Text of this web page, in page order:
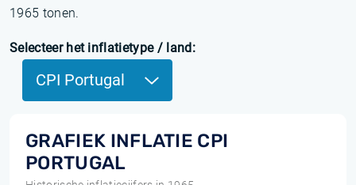
1965 tonen.
Selecteer het inflatietype / land:
CPI Portugal
GRAFIEK INFLATIE CPI
PORTUGAL